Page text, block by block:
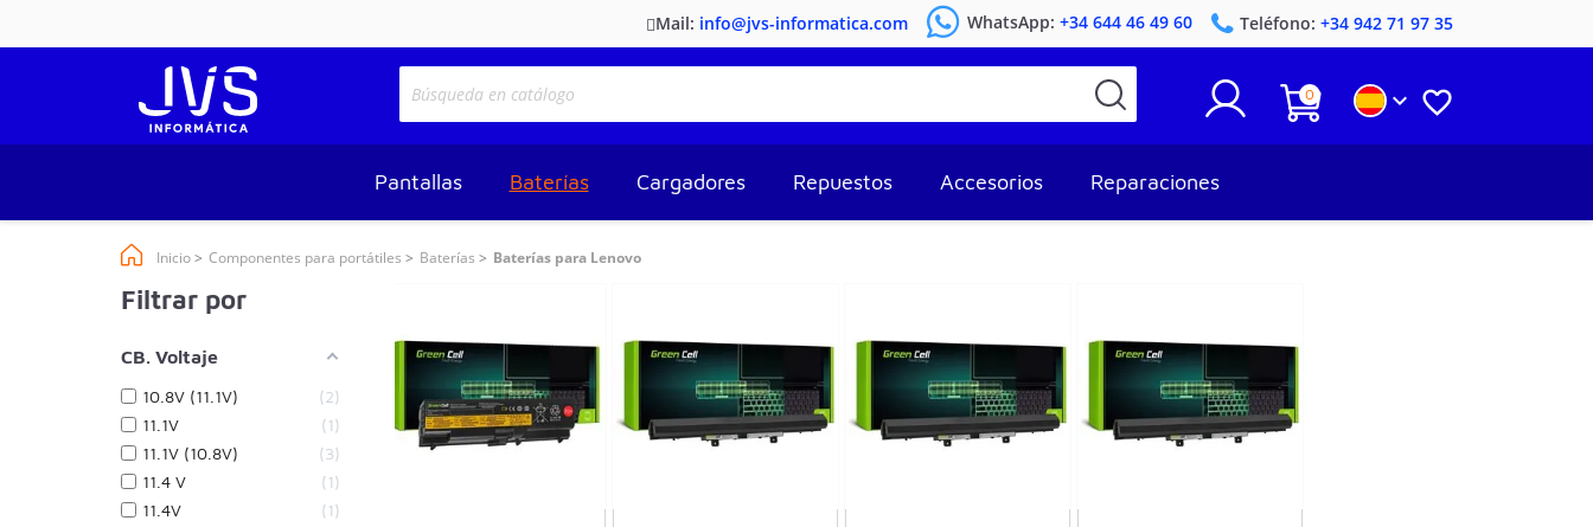
Mail: info@jvs-informatica.com WhatsApp:+34 644 46 49 60 Teléfono: +34 942 71 97 35
0  
Pantallas Baterías Cargadores Repuestos Accesorios Reparaciones
Inicio Componentes para portátiles Baterías Baterías para Lenovo
Filtrar por
CB. Voltaje
10.8V (11.1V)
2
11.1V
1
11.1V (10.8V)
3
11.4 V
1
11.4V
1